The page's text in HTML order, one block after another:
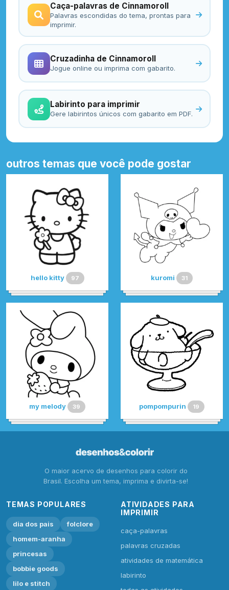
Caça-palavras de Cinnamoroll
Palavras escondidas do tema, prontas para
imprimir.
Cruzadinha de Cinnamoroll
Jogue online ou imprima com gabarito.
Labirinto para imprimir
Gere labirintos únicos com gabarito em PDF.
outros temas que você pode gostar
hello kitty 97 kuromi 31
my melody 39 pompompurin 19
O maior acervo de desenhos para colorir do
Brasil. Escolha um tema, imprima e divirta-se!
TEMAS POPULARES
dia dos pais
folclore
homem-aranha
princesas
bobbie goods
lilo e stitch
ATIVIDADES PARA
IMPRIMIR
caça-palavras
palavras cruzadas
atividades de matemática
labirinto